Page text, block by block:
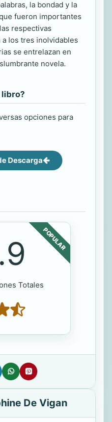
la bondad y la
fueron importantes
respectivas
los tres inolvidables
se entrelazan en
novela.
libro?
opciones para
Descarga
POPULAR
Totales
De Vigan